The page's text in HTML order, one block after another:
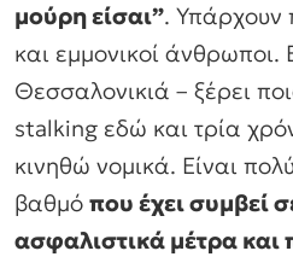
μούρη είσαι”. Υπάρχουν
και εμμονικοί άνθρωποι.
Θεσσαλονικιά – ξέρει
stalking εδώ και τρία
κινηθώ νομικά. Είναι
βαθμό που έχει συμβεί
ασφαλιστικά μέτρα